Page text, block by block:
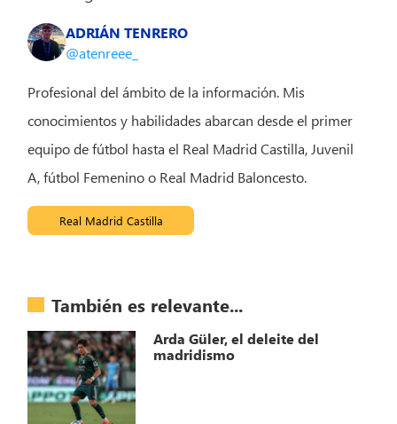
ADRIÁN TENRERO
@atenreee_
Profesional del ámbito de la información. Mis
conocimientos y habilidades abarcan desde el primer
equipo de fútbol hasta el Real Madrid Castilla, Juvenil
A, fútbol Femenino o Real Madrid Baloncesto.
Real Madrid Castilla
También es relevante...
Arda Güler, el deleite del
madridismo